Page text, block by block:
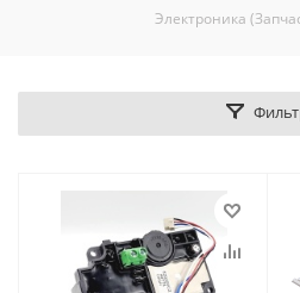
Электроника